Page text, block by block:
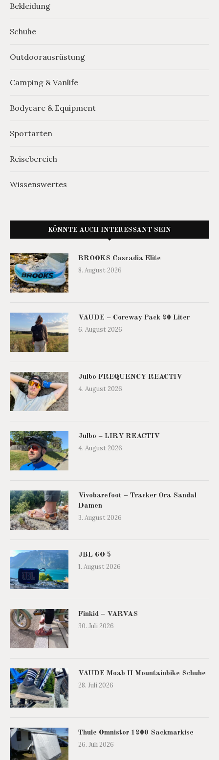
Bekleidung
Schuhe
Outdoorausrüstung
Camping & Vanlife
Bodycare & Equipment
Sportarten
Reisebereich
Wissenswertes
KÖNNTE AUCH INTERESSANT SEIN
BROOKS Cascadia Elite
8. August 2026
VAUDE – Coreway Pack 20 Liter
6. August 2026
Julbo FREQUENCY REACTIV
4. August 2026
Julbo – LIRY REACTIV
4. August 2026
Vivobarefoot – Tracker Ora Sandal
Damen
3. August 2026
JBL GO 5
1. August 2026
Finkid – VARVAS
30. Juli 2026
VAUDE Moab II Mountainbike Schuhe
28. Juli 2026
Thule Omnistor 1200 Sackmarkise
26. Juli 2026